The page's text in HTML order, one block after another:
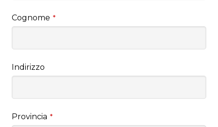
Cognome *
Indirizzo
Provincia *